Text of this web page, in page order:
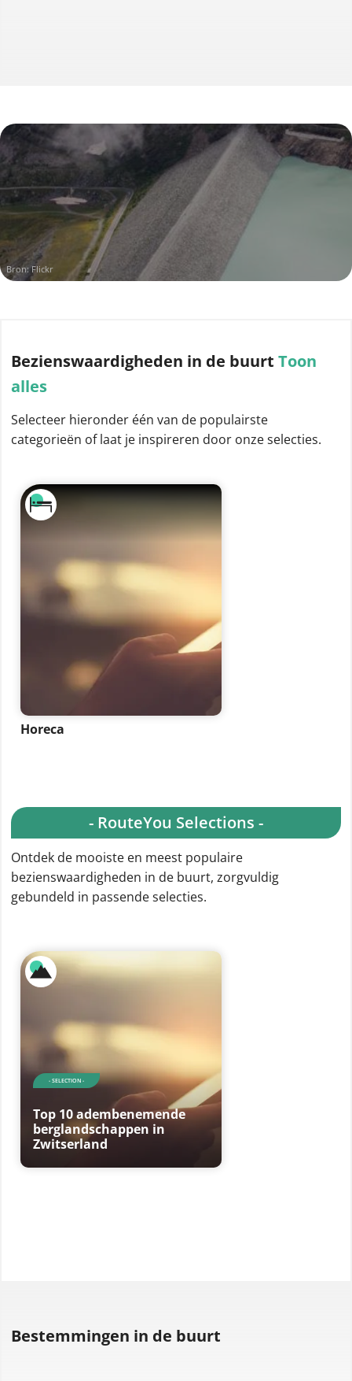
Bron:Flickr
Bezienswaardigheden in de buurt Toon
alles
Selecteer hieronder één van de populairste
categorieën of laat je inspireren door onze selecties.
Horeca
- RouteYou Selections -
Ontdek de mooiste en meest populaire
bezienswaardigheden in de buurt, zorgvuldig
gebundeld in passende selecties.
- SELECTION -
Top 10 adembenemende
berglandschappen in
Zwitserland
Bestemmingen in de buurt